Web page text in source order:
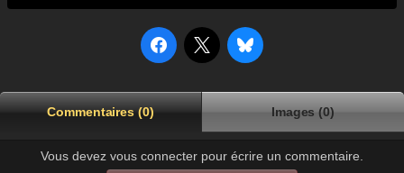
Commentaires (0) Images (0)
Vous devez vous connecter pour écrire un commentaire.